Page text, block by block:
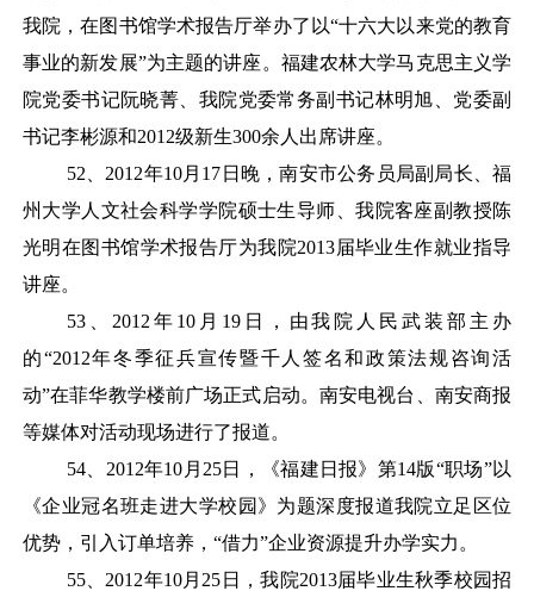
我院，在图书馆学术报告厅举办了以“十六大以来党的教育
事业的新发展”为主题的讲座。福建农林大学马克思主义学
院党委书记阮晓菁、我院党委常务副书记林明旭、党委副
书记李彬源和2012级新生300余人出席讲座。
52
2012年10月17日晚，南安市公务员局副局长、福
州大学人文社会科学学院硕士生导师、我院客座副教授陈
光明在图书馆学术报告厅为我院2013届毕业生作就业指导
讲座。
53、 2012年10月19日，由我院人民武装部主办
的“2012年冬季征兵宣传暨千人签名和政策法规咨询活
动”在菲华教学楼前广场正式启动。南安电视台、南安商报
等媒体对活动现场进行了报道。
54、 2012年10月25日，《福建日报》第14版“职场”以
《企业冠名班走进大学校园》为题深度报道我院立足区位
优势，引入订单培养，“借力”企业资源提升办学实力。
55、 2012年10月25日，我院2013届毕业生秋季校园招